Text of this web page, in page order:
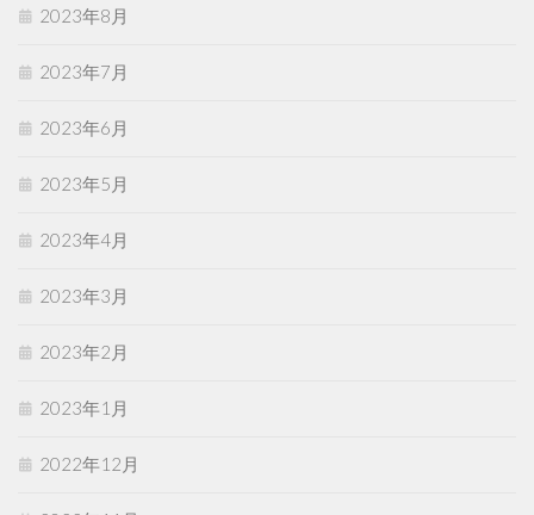
2023年8月
2023年7月
2023年6月
2023年5月
2023年4月
2023年3月
2023年2月
2023年1月
2022年12月